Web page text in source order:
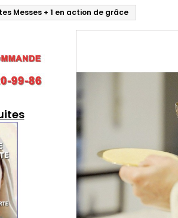
Messes + 1 en action de grâce